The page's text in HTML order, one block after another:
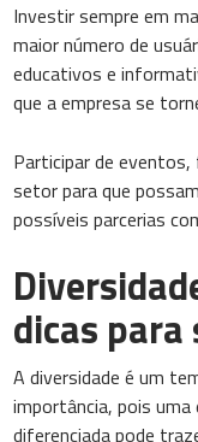
Investir sempre em
maior número de
educativos e
que a empresa se
Participar de
setor para que
possíveis parcerias
dicas
A diversidade é um
importância, pois
diferenciada pode